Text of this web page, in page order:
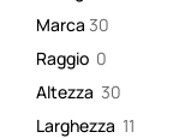
Marca 30
Raggio 0
Altezza 30
Larghezza 11